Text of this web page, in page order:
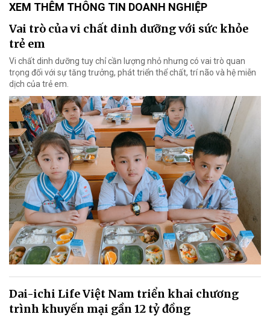
XEM THÊM THÔNG TIN DOANH NGHIỆP
Vai trò của vi chất dinh dưỡng với sức khỏe
trẻ em
Vi chất dinh dưỡng tuy chỉ cần lượng nhỏ nhưng có vai trò quan
trọng đối với sự tăng trưởng, phát triển thể chất, trí não và hệ miễn
dịch của trẻ em.
Dai-ichi Life Việt Nam triển khai chương
trình khuyến mại gần 12 tỷ đồng